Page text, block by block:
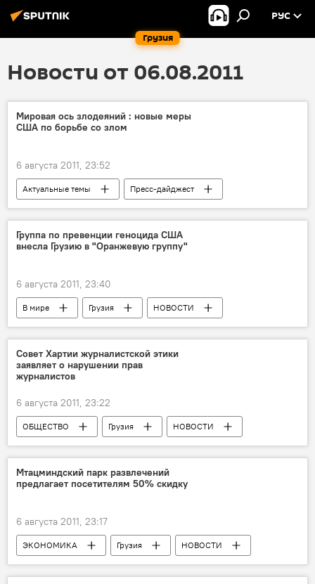
Грузия
РУС
Новости от 06.08.2011
Мировая ось злодеяний : новые меры
США по борьбе со злом
6 августа 2011, 23:52
Актуальные темы
Пресс-дайджест
В мире
НОВОСТИ
АНАЛИТИКА
Теракты 11 сентября 2001 года
Группа по превенции геноцида США
внесла Грузию в "Оранжевую группу"
6 августа 2011, 23:40
В мире Грузия
НОВОСТИ
Конфликты
Совет Хартии журналистской этики
заявляет о нарушении прав
журналистов
6 августа 2011, 23:22
ОБЩЕСТВО Грузия НОВОСТИ
Мтацминдский парк развлечений
предлагает посетителям 50% скидку
6 августа 2011, 23:17
ЭКОНОМИКА Грузия НОВОСТИ